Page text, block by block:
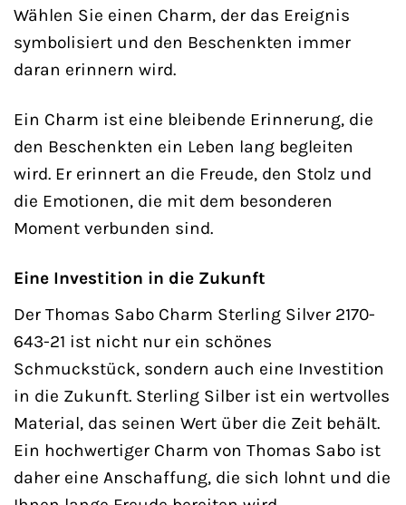
Wählen Sie einen Charm, der das Ereignis
symbolisiert und den Beschenkten immer
daran erinnern wird.
Ein Charm ist eine bleibende Erinnerung, die
den Beschenkten ein Leben lang begleiten
wird. Er erinnert an die Freude, den Stolz und
die Emotionen, die mit dem besonderen
Moment verbunden sind.
Eine Investition in die Zukunft
Der Thomas Sabo Charm Sterling Silver 2170-
643-21 ist nicht nur ein schönes
Schmuckstück, sondern auch eine Investition
in die Zukunft. Sterling Silber ist ein wertvolles
Material, das seinen Wert über die Zeit behält.
Ein hochwertiger Charm von Thomas Sabo ist
daher eine Anschaffung, die sich lohnt und die